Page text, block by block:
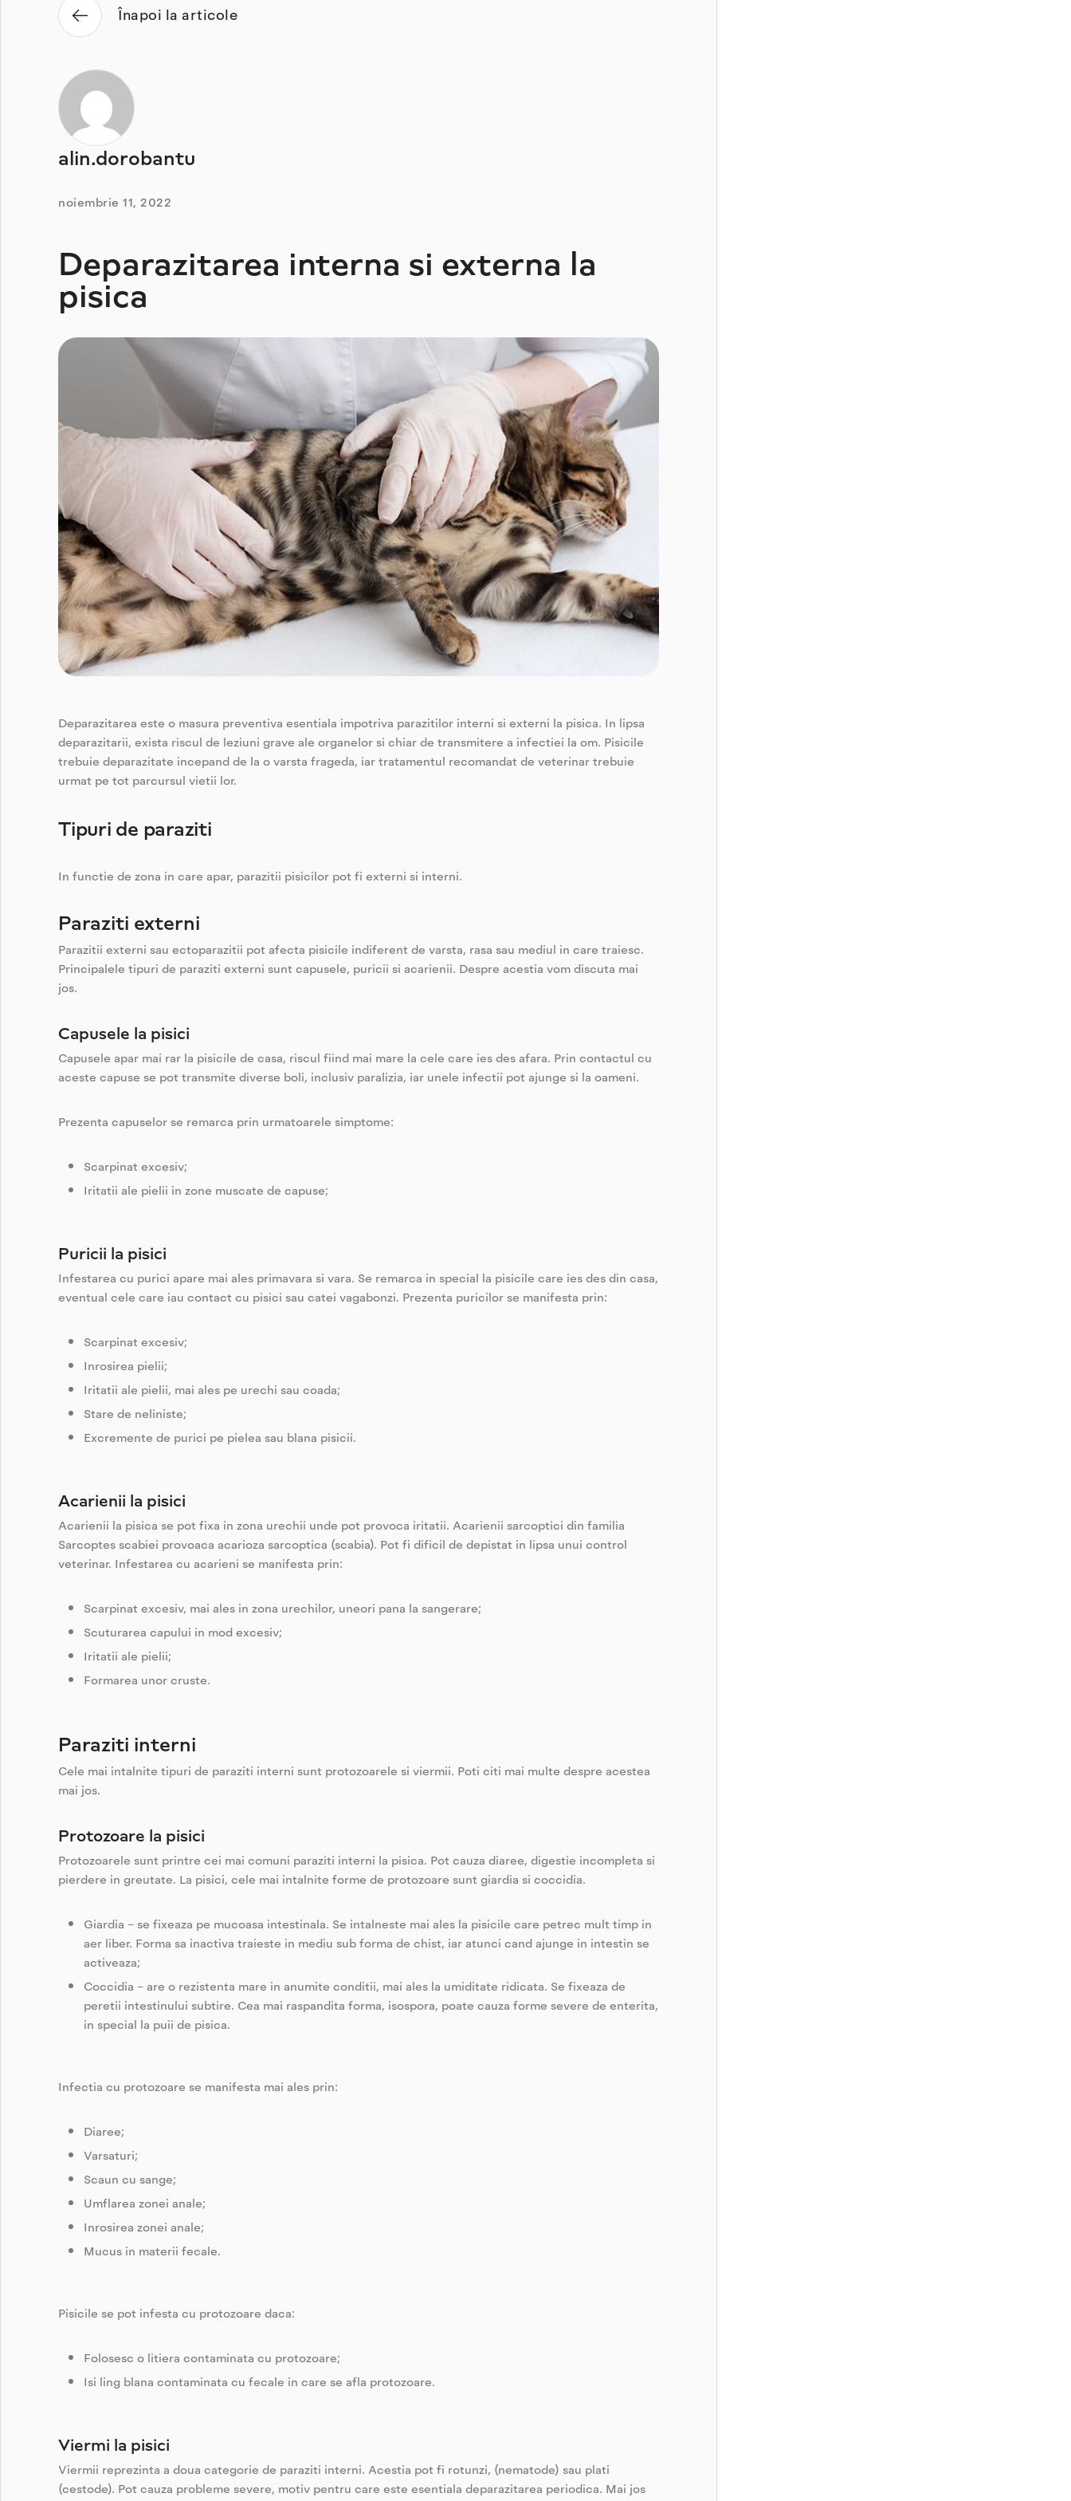
Înapoi la articole
alin.dorobantu
noiembrie 11, 2022
Deparazitarea interna si externa la
pisica
Deparazitarea este o masura preventiva esentiala impotriva parazitilor interni si externi la pisica. In lipsa
deparazitarii, exista riscul de leziuni grave ale organelor si chiar de transmitere a infectiei la om. Pisicile
trebuie deparazitate incepand de la o varsta frageda, iar tratamentul recomandat de veterinar trebuie
urmat pe tot parcursul vietii lor.
Tipuri de paraziti
In functie de zona in care apar, parazitii pisicilor pot fi externi si interni.
Paraziti externi
Parazitii externi sau ectoparazitii pot afecta pisicile indiferent de varsta, rasa sau mediul in care traiesc.
Principalele tipuri de paraziti externi sunt capusele, puricii si acarienii. Despre acestia vom discuta mai
jos.
Capusele la pisici
Capusele apar mai rar la pisicile de casa, riscul fiind mai mare la cele care ies des afara. Prin contactul cu
aceste capuse se pot transmite diverse boli, inclusiv paralizia, iar unele infectii pot ajunge si la oameni.
Prezenta capuselor se remarca prin urmatoarele simptome:
Scarpinat excesiv;
Iritatii ale pielii in zone muscate de capuse;
Puricii la pisici
Infestarea cu purici apare mai ales primavara si vara. Se remarca in special la pisicile care ies des din casa,
eventual cele care iau contact cu pisici sau catei vagabonzi. Prezenta puricilor se manifesta prin:
Scarpinat excesiv;
Inrosirea pielii;
Iritatii ale pielii, mai ales pe urechi sau coada;
Stare de neliniste;
Excremente de purici pe pielea sau blana pisicii.
Acarienii la pisici
Acarienii la pisica se pot fixa in zona urechii unde pot provoca iritatii. Acarienii sarcoptici din familia
Sarcoptes scabiei provoaca acarioza sarcoptica (scabia). Pot fi dificil de depistat in lipsa unui control
veterinar. Infestarea cu acarieni se manifesta prin:
Scarpinat excesiv, mai ales in zona urechilor, uneori pana la sangerare;
Scuturarea capului in mod excesiv;
Iritatii ale pielii;
Formarea unor cruste.
Paraziti interni
Cele mai intalnite tipuri de paraziti interni sunt protozoarele si viermii. Poti citi mai multe despre acestea
mai jos.
Protozoare la pisici
Protozoarele sunt printre cei mai comuni paraziti interni la pisica. Pot cauza diaree, digestie incompleta si
pierdere in greutate. La pisici, cele mai intalnite forme de protozoare sunt giardia si coccidia.
Giardia – se fixeaza pe mucoasa intestinala. Se intalneste mai ales la pisicile care petrec mult timp in
aer liber. Forma sa inactiva traieste in mediu sub forma de chist, iar atunci cand ajunge in intestin se
activeaza;
Coccidia – are o rezistenta mare in anumite conditii, mai ales la umiditate ridicata. Se fixeaza de
peretii intestinului subtire. Cea mai raspandita forma, isospora, poate cauza forme severe de enterita,
in special la puii de pisica.
Infectia cu protozoare se manifesta mai ales prin:
Diaree;
Varsaturi;
Scaun cu sange;
Umflarea zonei anale;
Inrosirea zonei anale;
Mucus in materii fecale.
Pisicile se pot infesta cu protozoare daca:
Folosesc o litiera contaminata cu protozoare;
Isi ling blana contaminata cu fecale in care se afla protozoare.
Viermi la pisici
Viermii reprezinta a doua categorie de paraziti interni. Acestia pot fi rotunzi, (nematode) sau plati
(cestode). Pot cauza probleme severe, motiv pentru care este esentiala deparazitarea periodica. Mai jos